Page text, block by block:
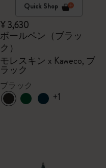
Quick Shop
¥ 3,630
ボールペン（ブラッ
ク）
モレスキン x Kaweco, ブ
ラック
ブラック
+1